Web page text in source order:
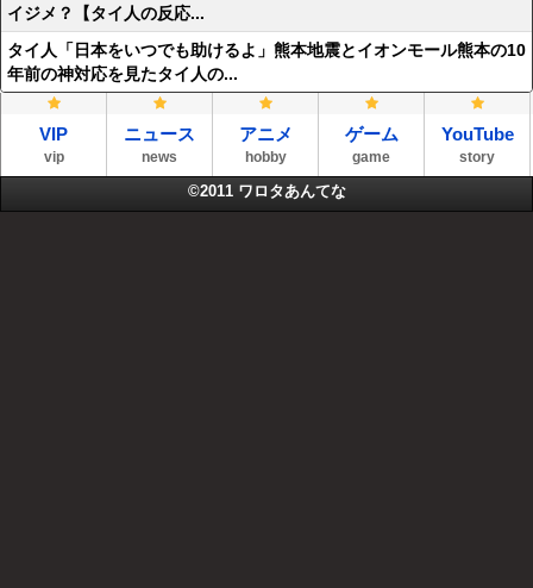
イジメ？【タイ人の反応...
タイ人「日本をいつでも助けるよ」熊本地震とイオンモール熊本の10
年前の神対応を見たタイ人の...
VIP
vip
ニュース
news
アニメ
hobby
ゲーム
game
YouTube
story
©2011 ワロタあんてな